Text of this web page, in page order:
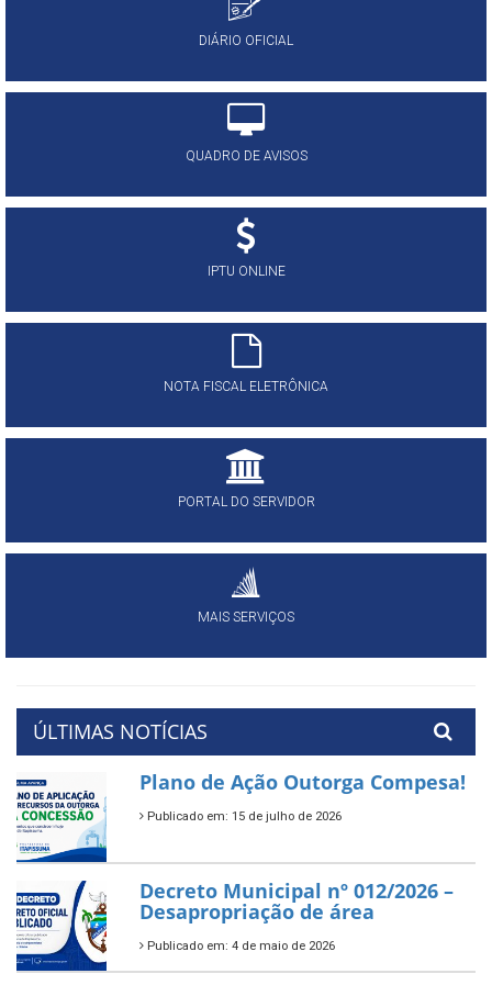
DIÁRIO OFICIAL
QUADRO DE AVISOS
IPTU ONLINE
NOTA FISCAL ELETRÔNICA
PORTAL DO SERVIDOR
MAIS SERVIÇOS
ÚLTIMAS NOTÍCIAS
Plano de Ação Outorga Compesa!
Publicado em: 15 de julho de 2026
Decreto Municipal nº 012/2026 –
Desapropriação de área
Publicado em: 4 de maio de 2026